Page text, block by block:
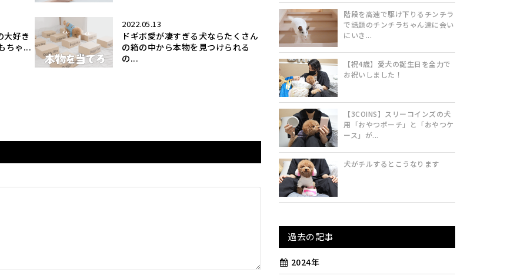
大好き
ちゃ...
2022.05.13
ドギボ愛が凄すぎる犬ならたくさん
の箱の中から本物を見つけられる
の...
階段を高速で駆け下りるチンチラ
で話題のチンチラちゃん達に会い
にいき...
【祝4歳】愛犬の誕生日を全力で
お祝いしました！
【3COINS】スリーコインズの犬
用「おやつポーチ」と「おやつケ
ース」が...
犬がチルするとこうなります
過去の記事
2024年